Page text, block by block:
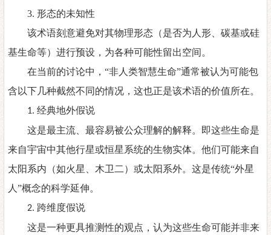
3.形态的未知性
该术语刻意避免对其物理形态（是否为人形、碳基或硅
基生命等）进行预设，为各种可能性留出空间。
在当前的讨论中，“非人类智慧生命”通常被认为可能包
含以下几种截然不同的情况，这也正是该术语的价值所在。
1.经典地外假说
这是最主流、最容易被公众理解的解释。即这些生命是
来自宇宙中其他行星或恒星系统的生物实体。他们可能来自
太阳系内（如火星、木卫二）或太阳系外。这是传统“外星
人”概念的科学延伸。
2. 跨维度假说
这是一种更具推测性的观点，认为这些生命可能并非来